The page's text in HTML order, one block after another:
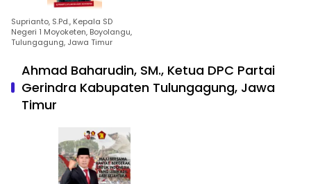
Suprianto, S.Pd., Kepala SD
Negeri 1 Moyoketen, Boyolangu,
Tulungagung, Jawa Timur
Ahmad Baharudin, SM., Ketua DPC Partai
Gerindra Kabupaten Tulungagung, Jawa
Timur